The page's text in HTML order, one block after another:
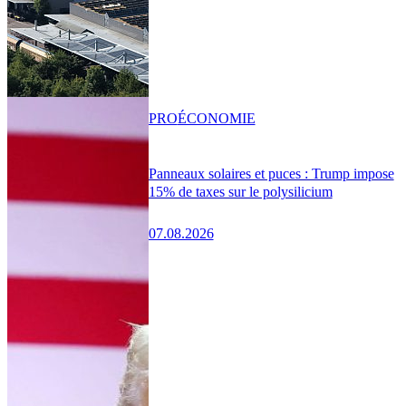
Panneaux solaires et puces : Trump impose
15% de taxes sur le polysilicium
07.08.2026
PROÉCONOMIE